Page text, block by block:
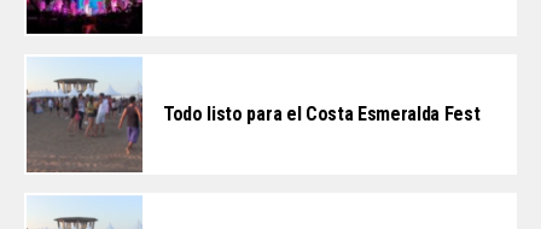
Todo listo para el Costa Esmeralda Fest